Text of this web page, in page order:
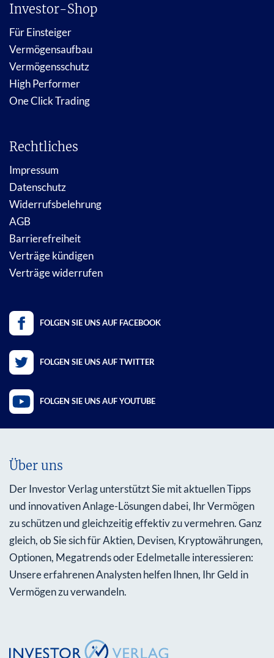
Investor-Shop
Für Einsteiger
Vermögensaufbau
Vermögensschutz
High Performer
One Click Trading
Rechtliches
Impressum
Datenschutz
Widerrufsbelehrung
AGB
Barrierefreiheit
Verträge kündigen
Verträge widerrufen
FOLGEN SIE UNS AUF FACEBOOK
FOLGEN SIE UNS AUF TWITTER
FOLGEN SIE UNS AUF YOUTUBE
Über uns
Der Investor Verlag unterstützt Sie mit aktuellen Tipps
und innovativen Anlage-Lösungen dabei, Ihr Vermögen
zu schützen und gleichzeitig effektiv zu vermehren. Ganz
gleich, ob Sie sich für Aktien, Devisen, Kryptowährungen,
Optionen, Megatrends oder Edelmetalle interessieren:
Unsere erfahrenen Analysten helfen Ihnen, Ihr Geld in
Vermögen zu verwandeln.